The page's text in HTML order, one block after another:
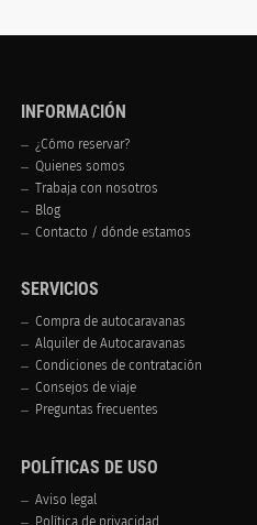
INFORMACIÓN
¿Cómo reservar?
Quienes somos
Trabaja con nosotros
Blog
Contacto / dónde estamos
SERVICIOS
Compra de autocaravanas
Alquiler de Autocaravanas
Condiciones de contratación
Consejos de viaje
Preguntas frecuentes
POLÍTICAS DE USO
Aviso legal
Política de privacidad